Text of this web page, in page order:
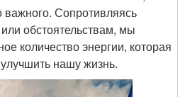
важного. Сопротивляясь
обстоятельствам, мы
количество энергии, которая
нашу жизнь.